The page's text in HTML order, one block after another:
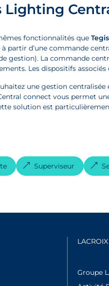
Lighting
fonctionnalités que
à partir d’une commande
gestion). La commande
Les dispositifs
une gestion
connect vous permet
solution est
Superviseur
LACROIX
Groupe